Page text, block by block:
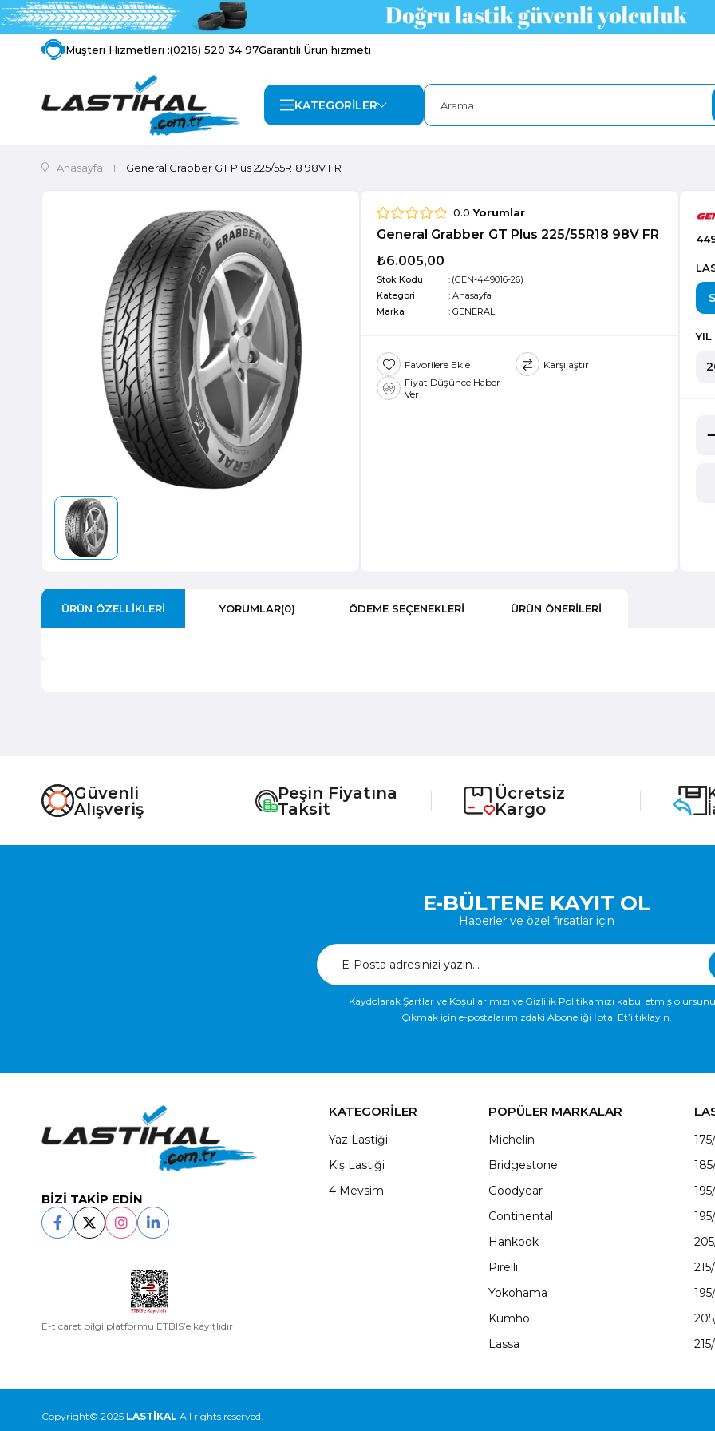
Müşteri Hizmetleri :(0216) 520 34 97Garantili Ürün hizmeti
KATEGORİLER
Anasayfa General Grabber GT Plus 225/55R18 98V FR
0.0 Yorumlar
General Grabber GT Plus 225/55R18 98V FR
₺6.005,00
Stok Kodu
(GEN-449016-26)
Kategori
:Anasayfa
Marka
: GENERAL
Favorilere Ekle
Karşılaştır
Fiyat Düşünce Haber
Ver
YIL
ÜRÜN ÖZELLIKLERI YORUMLAR(0) ÖDEME SEÇENEKLERI ÜRÜN ÖNERILERI
Güvenli
Alışveriş
Peşin Fiyatına
Taksit
Ücretsiz
Kargo
E-BÜLTENE KAYIT OL
Haberler ve özel fırsatlar için
Kaydolarak Şartlar ve Koşullarımızı ve Gizlilik Politikamızı kabul etmiş
Çıkmak için e-postalarımızdaki Aboneliği İptal Et’i tıklayın.
BİZİ TAKİP EDİN
E-ticaret bilgi platformu ETBIS’e kayıtlıdır
KATEGORİLER
Yaz Lastiği
Kış Lastiği
4 Mevsim
POPÜLER MARKALAR
Michelin
Bridgestone
Goodyear
Continental
Hankook
Pirelli
Yokohama
Kumho
Lassa
Copyright© 2025 LASTİKAL All rights reserved.